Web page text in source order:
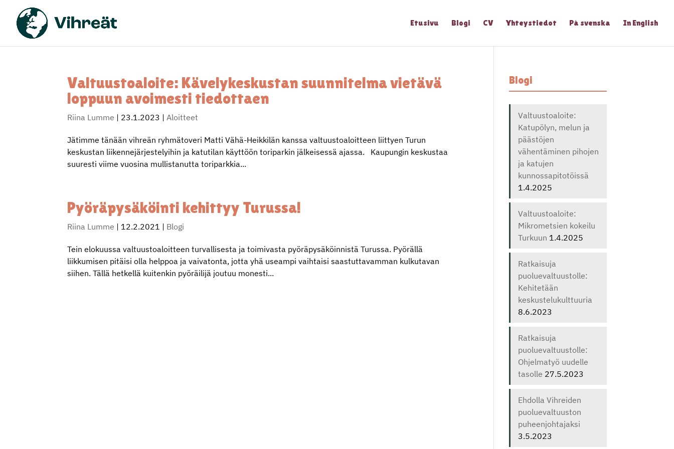
Etusivu Blogi CV Yhteystiedot På svenska In English
Valtuustoaloite: Kävelykeskustan suunnitelma vietävä
loppuun avoimesti tiedottaen
Riina Lumme | 23.1.2023 |Aloitteet
Jätimme tänään vihreän ryhmätoveri Matti Vähä-Heikkilän kanssa valtuustoaloitteen liittyen Turun
keskustan liikennejärjestelyihin ja katutilan käyttöön toriparkin jälkeisessä ajassa. Kaupungin keskustaa
suuresti viime vuosina mullistanutta toriparkkia...
Pyöräpysäköinti kehittyy Turussa!
Riina Lumme | 12.2.2021 | Blogi
Tein elokuussa valtuustoaloitteen turvallisesta ja toimivasta pyöräpysäköinnistä Turussa. Pyörällä
liikkumisen pitäisi olla helppoa ja vaivatonta, jotta yhä useampi vaihtaisi saastuttavamman kulkutavan
siihen. Tällä hetkellä kuitenkin pyöräilijä joutuu monesti...
Blogi
Valtuustoaloite:
Katupölyn, melun ja
päästöjen
vähentäminen pihojen
ja katujen
kunnossapitotöissä
1.4.2025
Valtuustoaloite:
Mikrometsien kokeilu
Turkuun 1.4.2025
Ratkaisuja
puoluevaltuustolle:
Kehitetään
keskustelukulttuuria
8.6.2023
Ratkaisuja
puoluevaltuustolle:
Ohjelmatyö uudelle
tasolle 27.5.2023
Ehdolla Vihreiden
puoluevaltuuston
puheenjohtajaksi
3.5.2023